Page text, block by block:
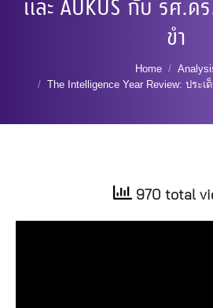
และ AUKUS กับ รศ.
ขำ
Home
The Intelligence Year Review: ปร
970 total